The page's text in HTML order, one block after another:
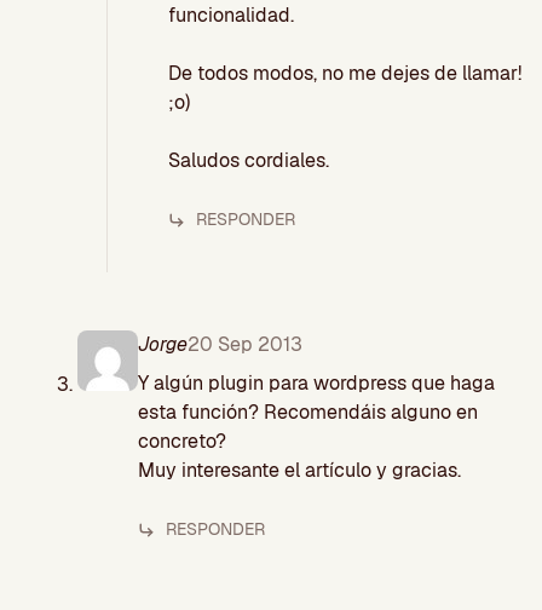
funcionalidad.
De todos modos, no me dejes de llamar!
;o)
Saludos cordiales.
RESPONDER
Jorge20 Sep 2013
Y algún plugin para wordpress que haga
esta función? Recomendáis alguno en
concreto?
Muy interesante el artículo y gracias.
RESPONDER